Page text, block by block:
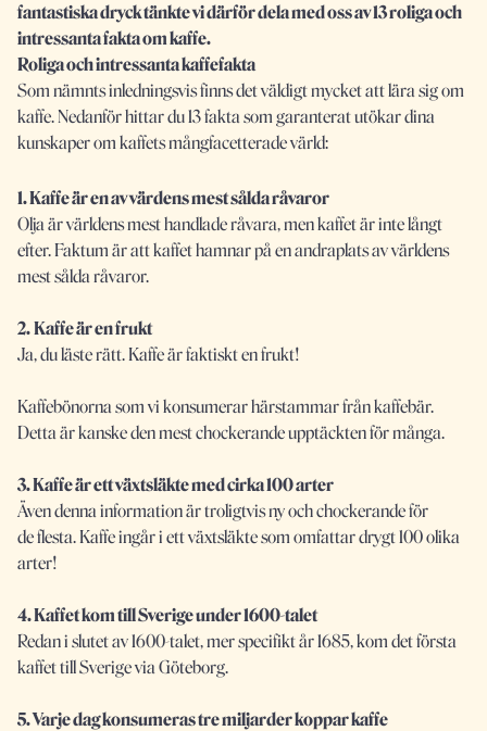
fantastiska dryck tänkte vi därför dela med oss av 13 roliga och
intressanta fakta om kaffe.
Roliga och intressanta kaffefakta
Som nämnts inledningsvis finns det väldigt mycket att lära sig om
kaffe. Nedanför hittar du 13 fakta som garanterat utökar dina
kunskaper om kaffets mångfacetterade värld:
1. Kaffe är en av värdens mest sålda råvaror
Olja är världens mest handlade råvara, men kaffet är inte långt
efter. Faktum är att kaffet hamnar på en andraplats av världens
mest sålda råvaror.
2.Kaffe är en frukt
Ja, du läste rätt. Kaffe är faktiskt en frukt!
Kaffebönorna som vi konsumerar härstammar från kaffebär.
Detta är kanske den mest chockerande upptäckten för många.
3. Kaffe är ett växtsläkte med cirka 100 arter
Även denna information är troligtvis ny och chockerande för
de flesta. Kaffe ingår i ett växtsläkte som omfattar drygt 100 olika
arter!
4. Kaffet kom till Sverige under 1600-talet
Redan i slutet av 1600-talet, mer specifikt år 1685, kom det första
kaffet till Sverige via Göteborg.
5. Varje dag konsumeras tre miljarder koppar kaffe